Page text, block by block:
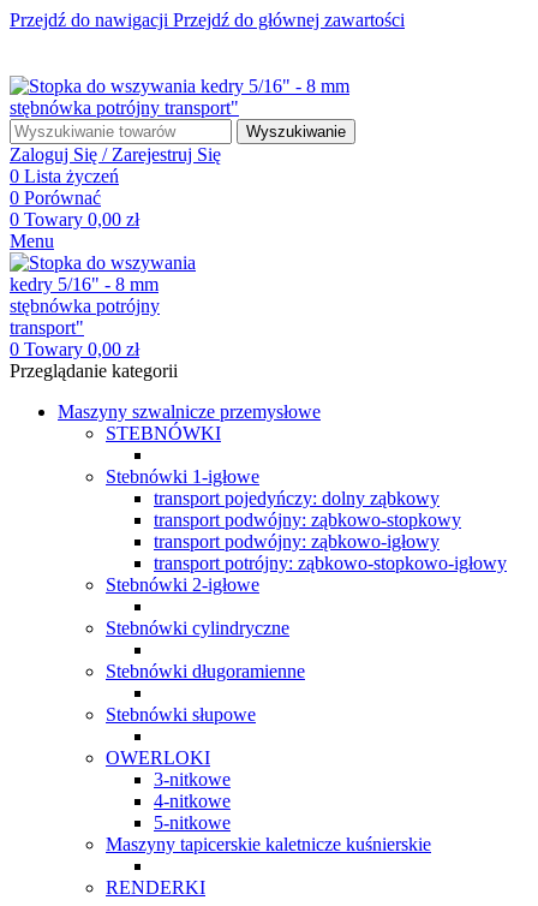
Przejdź do nawigacji Przejdź do głównej zawartości
Wyszukiwanie
Zaloguj Się / Zarejestruj Się
0 Lista życzeń
0 Porównać
0 Towary 0,00 zł
Menu
0 Towary 0,00 zł
Przeglądanie kategorii
Maszyny szwalnicze przemysłowe
STEBNÓWKI
Stebnówki 1-igłowe
transport pojedyńczy: dolny ząbkowy
transport podwójny: ząbkowo-stopkowy
transport podwójny: ząbkowo-igłowy
transport potrójny: ząbkowo-stopkowo-igłowy
Stebnówki 2-igłowe
Stebnówki cylindryczne
Stebnówki długoramienne
Stebnówki słupowe
OWERLOKI
3-nitkowe
4-nitkowe
5-nitkowe
Maszyny tapicerskie kaletnicze kuśnierskie
RENDERKI